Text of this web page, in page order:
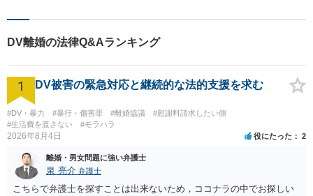
たら、一度ご相談ください。
DV離婚の法律Q&Aランキング
1 DV被害の緊急対応と継続的な法的支援を求む
#DV・暴力 #暴行・傷害罪 #離婚協議
#慰謝料請求したい側
#生活費を渡さない
#モラハラ
2026年8月4日 役にたった 2
離婚・男女問題に強い弁護士
泉 亮介 弁護士
こちらで弁護士を探すことは出来ないため，ココナラの中でお探しい